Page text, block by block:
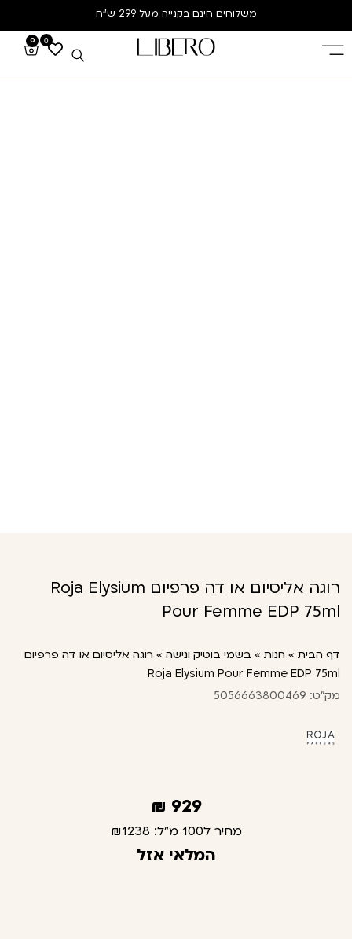
משלוחים חינם בקנייה מעל 299 ש”ח
0
0
רוגה אליסיום או דה פרפיום Roja Elysium
Pour Femme EDP 75ml
דף הבית » חנות » בשמי בוטיק ונישה » רוגה אליסיום או דה פרפיום
Roja Elysium Pour Femme EDP 75ml
מק"ט: 5056663800469
929
₪
מחיר ל100 מ"ל: ₪1238
המלאי אזל